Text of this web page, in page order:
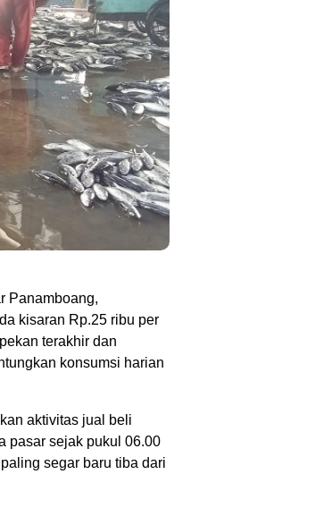
Panamboang,
kisaran Rp.25 ribu per
terakhir dan
konsumsi harian
aktivitas jual beli
pasar sejak pukul 06.00
segar baru tiba dari